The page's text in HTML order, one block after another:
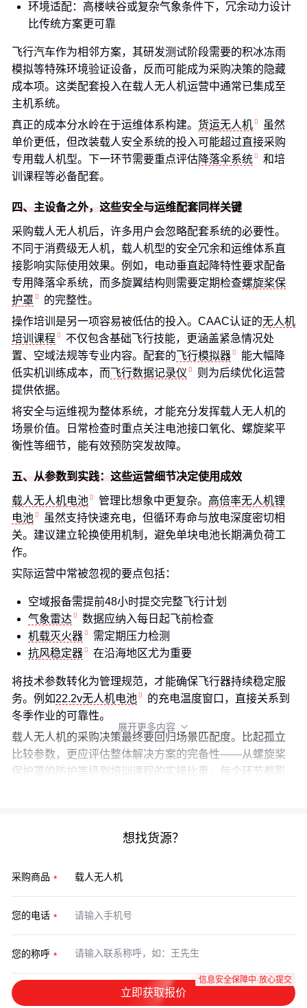
环境适配：高楼峡谷或复杂气象条件下，冗余动力设计
比传统方案更可靠
飞行汽车作为相邻方案，其研发测试阶段需要的积冰冻雨
模拟等特殊环境验证设备，反而可能成为采购决策的隐藏
成本项。这类配套投入在载人无人机运营中通常已集成至
主机系统。
真正的成本分水岭在于运维体系构建。 货运无人机
虽然
单价更低，但改装载人安全系统的投入可能超过直接采购
专用载人机型。下一环节需要重点评估降落伞系统
和培
训课程等必备配套。
四、主设备之外，这些安全与运维配套同样关键
采购载人无人机后，许多用户会忽略配套系统的必要性。
不同于消费级无人机，载人机型的安全冗余和运维体系直
接影响实际使用效果。例如，电动垂直起降特性要求配备
专用降落伞系统，而多旋翼结构则需要定期检查螺旋桨保
护罩
的完整性。
操作培训是另一项容易被低估的投入。CAAC认证的无人机
培训课程
不仅包含基础飞行技能，更涵盖紧急情况处
置、空域法规等专业内容。配套的飞行模拟器
能大幅降
低实机训练成本，而飞行数据记录仪
则为后续优化运营
提供依据。
将安全与运维视为整体系统，才能充分发挥载人无人机的
场景价值。日常检查时重点关注电池接口氧化、螺旋桨平
衡性等细节，能有效预防突发故障。
五、从参数到实践：这些运营细节决定使用成效
载人无人机电池 管理比想象中更复杂。 高倍率无人机锂
电池
虽然支持快速充电，但循环寿命与放电深度密切相
关。建议建立轮换使用机制，避免单块电池长期满负荷工
作。
实际运营中常被忽视的要点包括：
空域报备需提前48小时提交完整飞行计划
气象雷达
数据应纳入每日起飞前检查
机载灭火器
需定期压力检测
抗风稳定器
在沿海地区尤为重要
将技术参数转化为管理规范，才能确保飞行器持续稳定服
务。例如22.2v无人机电池
的充电温度窗口，直接关系到
冬季作业的可靠性。
载人无人机的采购决策最终要回归场景匹配度。比起孤立
比较参数，更应评估整体解决方案的完备性——从螺旋桨
保护罩的防护等级到培训课程的实操比重，每个环节都影
展开更多内容 
想找货源？
采购商品
您的电话
您的称呼
立即获取报价
信息安全保障中·放心提交